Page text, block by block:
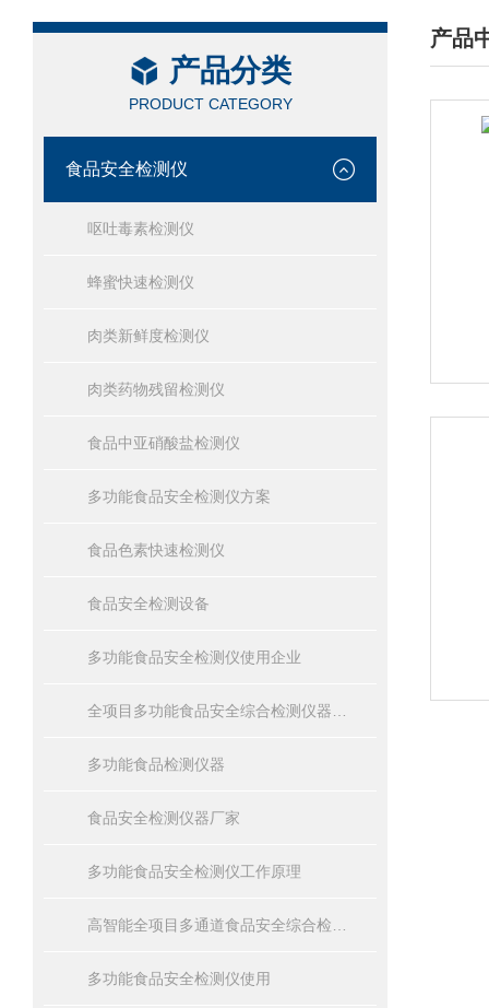
产品分类
PRODUCT CATEGORY
食品安全检测仪
呕吐毒素检测仪
蜂蜜快速检测仪
肉类新鲜度检测仪
肉类药物残留检测仪
食品中亚硝酸盐检测仪
多功能食品安全检测仪方案
食品色素快速检测仪
食品安全检测设备
多功能食品安全检测仪使用企业
多功能食品检测仪器
食品安全检测仪器厂家
多功能食品安全检测仪工作原理
多功能食品安全检测仪使用
产品
/